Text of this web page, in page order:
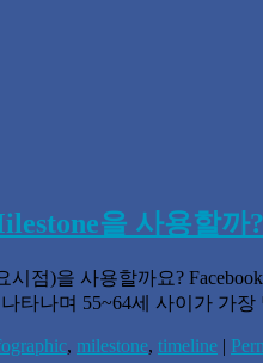
을 사용할까?
시점)을 사용할까요?
타나며 55~64세 사이가 가
, milestone, timeline |